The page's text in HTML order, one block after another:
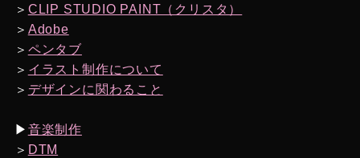
＞ CLIP STUDIO PAINT（クリスタ）
＞ Adobe
＞ ペンタブ
＞ イラスト制作について
＞ デザインに関わること
▶︎ 音楽制作
＞ DTM